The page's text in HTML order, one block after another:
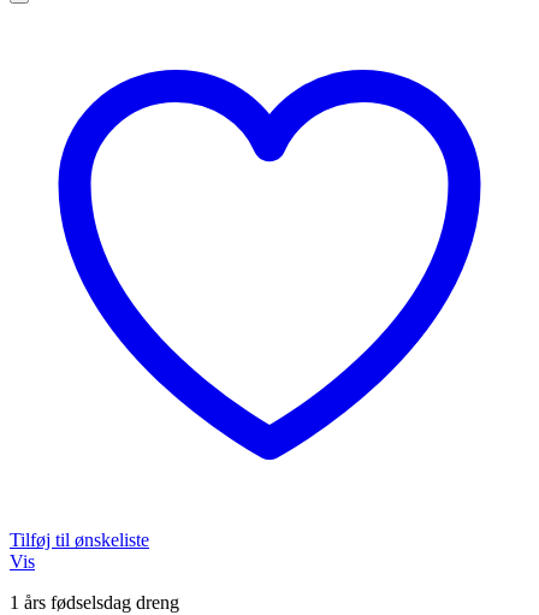
Tilføj til ønskeliste
Vis
1 års fødselsdag dreng